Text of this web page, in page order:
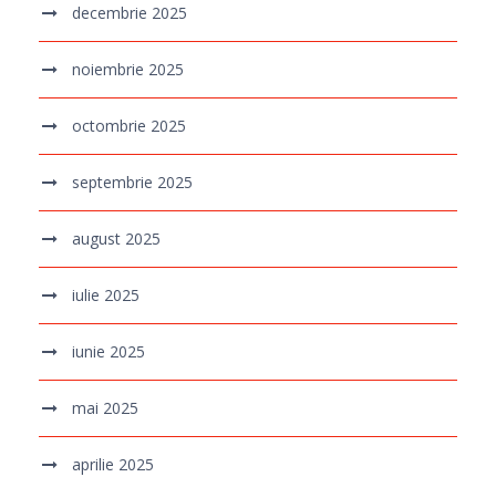
decembrie 2025
noiembrie 2025
octombrie 2025
septembrie 2025
august 2025
iulie 2025
iunie 2025
mai 2025
aprilie 2025